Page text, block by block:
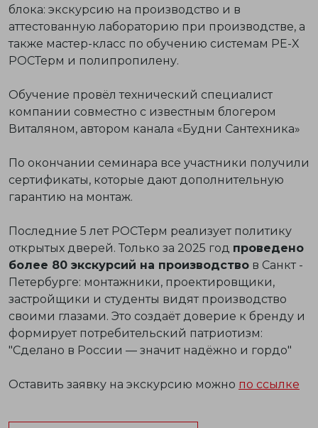
блока: экскурсию на производство и в
аттестованную лабораторию при производстве, а
также мастер-класс по обучению системам PE-X
РОСТерм и полипропилену.
Обучение провёлтехнический специалист
компании совместно с известным блогером
Виталяном, автором канала «Будни Сантехника»
По окончании семинара все участники получили
сертификаты, которые дают дополнительную
гарантию на монтаж.
Последние 5 лет РОСТерм реализует политику
открытых дверей. Только за 2025 год проведено
более 80 экскурсий на производство в Санкт -
Петербурге: монтажники, проектировщики,
застройщики и студенты видят производство
своими глазами. Это создаёт доверие к бренду и
формирует потребительский патриотизм:
"Сделано в России — значит надёжно и гордо"
Оставить заявку на экскурсию можно по ссылке